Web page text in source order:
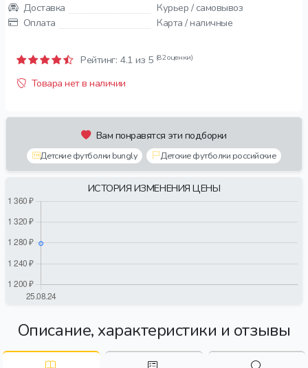
Доставка
Курьер / самовывоз
Оплата
Карта / наличные
Рейтинг: 4.1 из 5 (82 оценки)
Товара нет в наличии
Вам понравятся эти подборки
Детские футболки bungly Детские футболки российские
ИСТОРИЯ ИЗМЕНЕНИЯ ЦЕНЫ
Описание, характеристики и отзывы